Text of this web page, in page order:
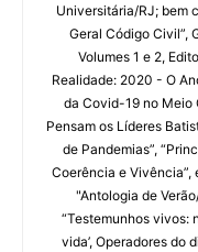
Universitária/RJ; bem
Geral Código Civil”,
Volumes 1 e 2,
Realidade: 2020 - O
da Covid-19 no Meio
Pensam os Líderes
de Pandemias”,
Coerência e Vivência”,
"Antologia de
“Testemunhos vivos:
vida’, Operadores do